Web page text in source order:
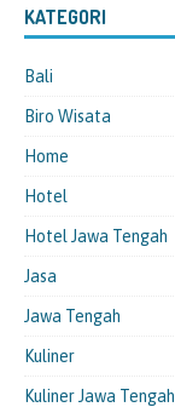
KATEGORI
Bali
Biro Wisata
Home
Hotel
Hotel Jawa Tengah
Jasa
Jawa Tengah
Kuliner
Kuliner Jawa Tengah